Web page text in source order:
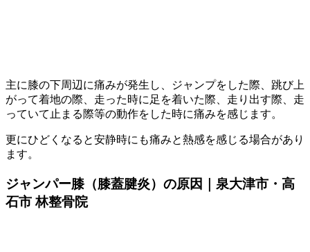
主に膝の下周辺に痛みが発生し、ジャンプをした際、跳び上
がって着地の際、走った時に足を着いた際、走り出す際、走
っていて止まる際等の動作をした時に痛みを感じます。
更にひどくなると安静時にも痛みと熱感を感じる場合があり
ます。
ジャンパー膝（膝蓋腱炎）の原因｜泉大津市・高
石市 林整骨院